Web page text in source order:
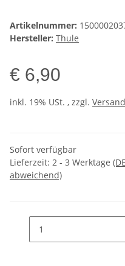
Artikelnummer:
Hersteller: Thule
€ 6,90
inkl. 19% USt. , zzgl. Versand
Sofort verfügbar
Lieferzeit: 2 - 3 Werktage
abweichend)